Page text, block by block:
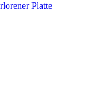
Platte